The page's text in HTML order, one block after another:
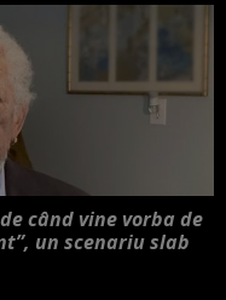
când vine vorba de
un scenariu slab